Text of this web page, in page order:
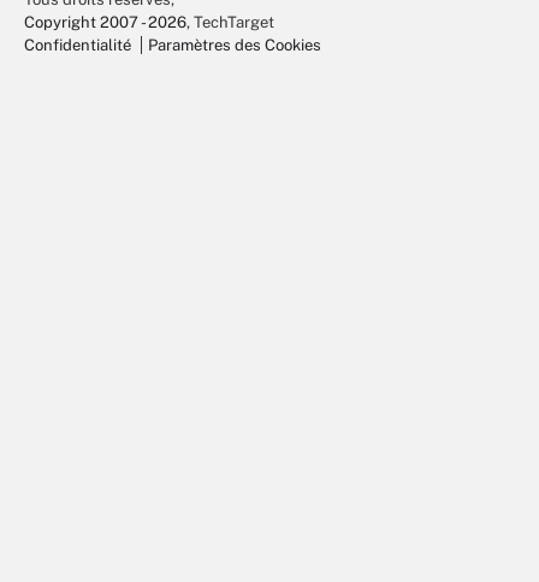
Copyright 2007 - 2026, TechTarget
Confidentialité
Paramètres des Cookies